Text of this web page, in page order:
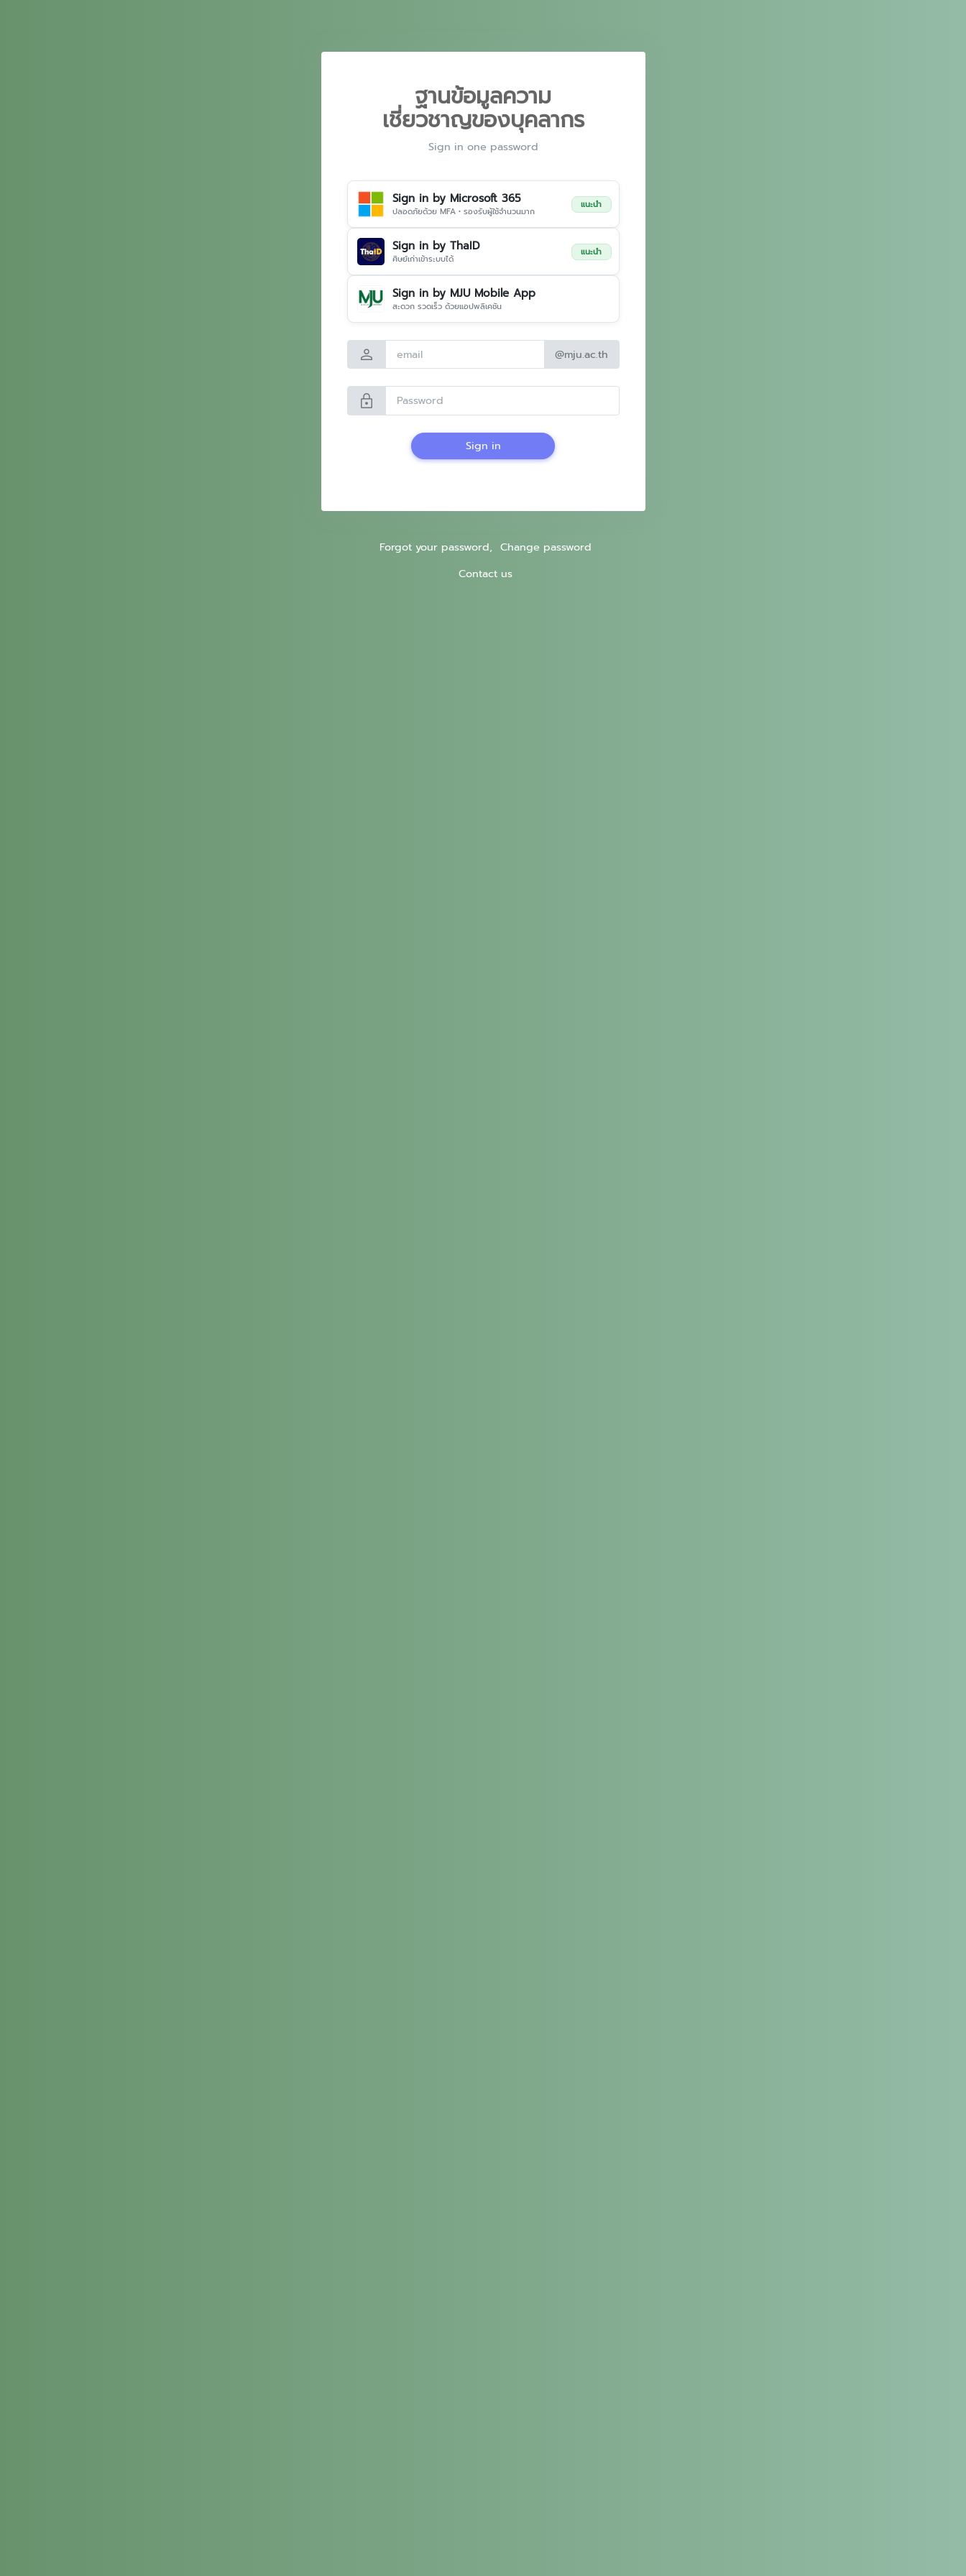
ฐานข้อมูลความ
เชี่ยวชาญของบุคลากร
Sign in one password
Sign in by Microsoft 365
ปลอดภัยด้วย MFA • รองรับผู้ใช้จำนวนมาก
แนะนำ
Sign in by ThaID
ศิษย์เก่าเข้าระบบได้
แนะนำ
Sign in by MJU Mobile App
สะดวก รวดเร็ว ด้วยแอปพลิเคชัน
person @mju.ac.th
lock
Sign in
Forgot your password, Change password
Contact us